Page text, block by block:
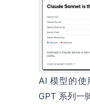
AI 模型的使
GPT 系列一